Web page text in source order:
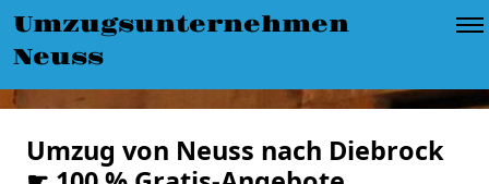
Umzugsunternehmen
Neuss
Umzug von Neuss nach Diebrock